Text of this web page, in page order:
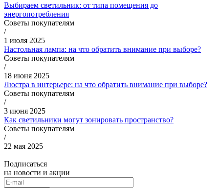
Выбираем светильник: от типа помещения до
энергопотребления
Советы покупателям
/
1 июля 2025
Настольная лампа: на что обратить внимание при выборе?
Советы покупателям
/
18 июня 2025
Люстра в интерьере: на что обратить внимание при выборе?
Советы покупателям
/
3 июня 2025
Как светильники могут зонировать пространство?
Советы покупателям
/
22 мая 2025
Подписаться
на новости и акции